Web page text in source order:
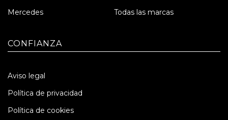
Mercedes
Todas las marcas
CONFIANZA
Aviso legal
Política de privacidad
Política de cookies